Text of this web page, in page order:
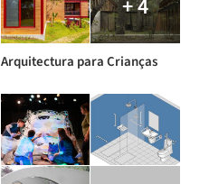
+ 4
Arquitectura para Crianças